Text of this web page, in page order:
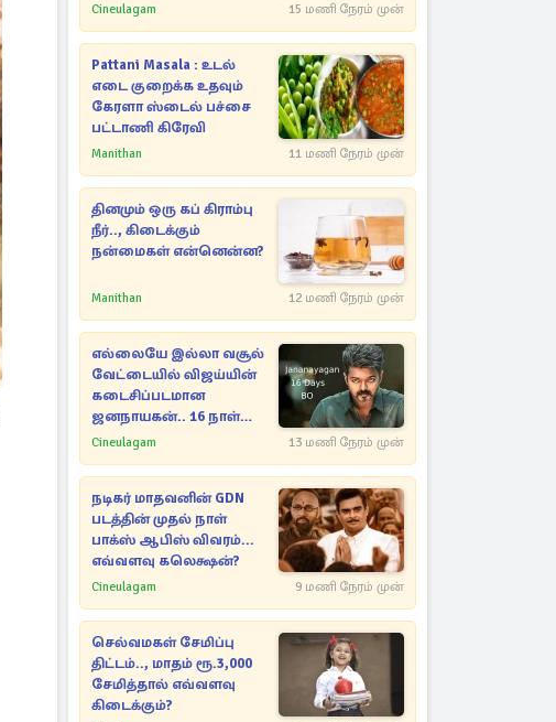
Cineulagam 15 மணி நேரம் முன்
Pattani Masala : உடல்
எடை குறைக்க உதவும்
கேரளா ஸ்டைல் பச்சை
பட்டாணி கிரேவி
Manithan 11 மணி நேரம் முன்
தினமும் ஒரு கப் கிராம்பு
நீர்.., கிடைக்கும்
நன்மைகள் என்னென்ன?
Manithan 12 மணி நேரம் முன்
எல்லையே இல்லா வசூல்
வேட்டையில் விஜய்யின்
கடைசிப்படமான
ஜனநாயகன்.. 16 நாள்
பாக்ஸ் ஆபிஸ்
Cineulagam 13 மணி நேரம் முன்
நடிகர் மாதவனின் GDN
படத்தின் முதல் நாள்
பாக்ஸ் ஆபிஸ் விவரம்...
எவ்வளவு கலெக்ஷன்?
Cineulagam 9 மணி நேரம் முன்
செல்வமகள் சேமிப்பு
திட்டம்.., மாதம் ரூ.3,000
சேமித்தால் எவ்வளவு
கிடைக்கும்?